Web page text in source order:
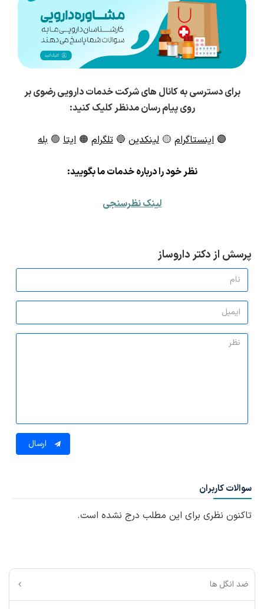
برای دسترسی به کانال های شرکت خدمات دارویی رضوی بر
روی پیام رسان مدنظر کلیک کنید:
🟣 اینستاگرام 🟡 لینکدین 🔵 تلگرام 🟠 ایتا 🟢 بله
نظر خود را درباره خدمات ما بگویید:
لینک نظرسنجی
پرسش از دکتر داروساز
ارسال
سوالات کاربران
تاکنون نظری برای این مطلب درج نشده است.
ضد انگل ها